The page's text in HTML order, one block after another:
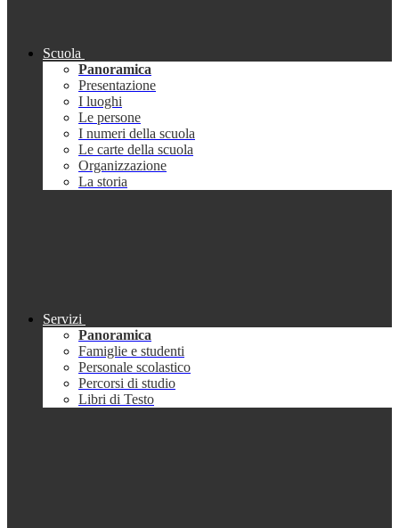
Scuola
Panoramica
Presentazione
I luoghi
Le persone
I numeri della scuola
Le carte della scuola
Organizzazione
La storia
Servizi
Panoramica
Famiglie e studenti
Personale scolastico
Percorsi di studio
Libri di Testo